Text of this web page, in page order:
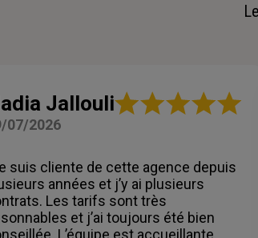
JallouliNote
étoiles
07/2026
suis cliente de cette agence depuis
années et j’y ai plusieurs
Les tarifs sont très
et j’ai toujours été bien
L’équipe est accueillante,